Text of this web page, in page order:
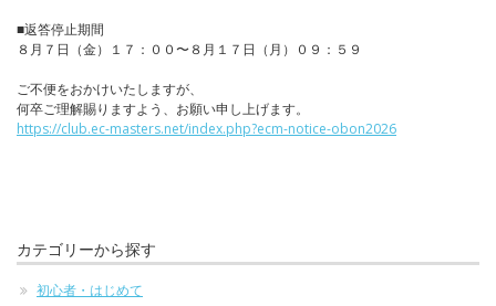
■返答停止期間
８月７日（金）１７：００〜８月１７日（月）０９：５９
ご不便をおかけいたしますが、
何卒ご理解賜りますよう、お願い申し上げます。
https://club.ec-masters.net/index.php?ecm-notice-obon2026
カテゴリーから探す
初心者・はじめて